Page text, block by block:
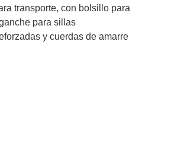
transporte, con bolsillo para
para sillas
y cuerdas de amarre